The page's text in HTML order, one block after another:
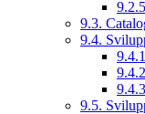
9.3.
9.4.
9.5.